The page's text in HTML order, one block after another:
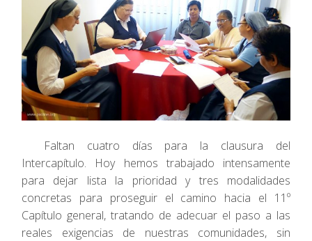
Faltan cuatro días para la clausura del
Intercapítulo. Hoy hemos trabajado intensamente
para dejar lista la prioridad y tres modalidades
concretas para proseguir el camino hacia el 11º
Capítulo general, tratando de adecuar el paso a las
reales exigencias de nuestras comunidades, sin